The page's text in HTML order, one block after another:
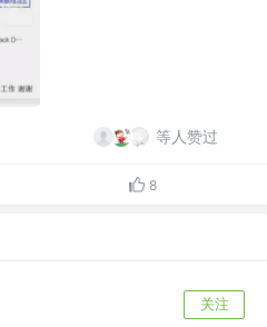
等人赞过
8
关注